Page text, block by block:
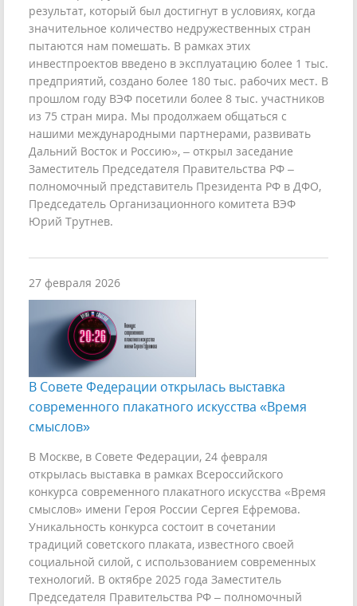
результат, который был достигнут в условиях, когда
значительное количество недружественных стран
пытаются нам помешать. В рамках этих
инвестпроектов введено в эксплуатацию более 1 тыс.
предприятий, создано более 180 тыс. рабочих мест. В
прошлом году ВЭФ посетили более 8 тыс. участников
из 75 стран мира. Мы продолжаем общаться с
нашими международными партнерами, развивать
Дальний Восток и Россию», – открыл заседание
Заместитель Председателя Правительства РФ –
полномочный представитель Президента РФ в ДФО,
Председатель Организационного комитета ВЭФ
Юрий Трутнев.
27 февраля 2026
В Совете Федерации открылась выставка
современного плакатного искусства «Время
смыслов»
В Москве, в Совете Федерации, 24 февраля
открылась выставка в рамках Всероссийского
конкурса современного плакатного искусства «Время
смыслов» имени Героя России Сергея Ефремова.
Уникальность конкурса состоит в сочетании
традиций советского плаката, известного своей
социальной силой, с использованием современных
технологий. В октябре 2025 года Заместитель
Председателя Правительства РФ – полномочный